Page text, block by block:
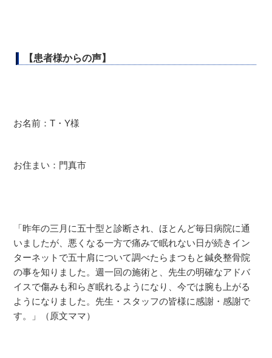
【患者様からの声】
お名前：T・Y様
お住まい：門真市
「昨年の三月に五十型と診断され、ほとんど毎日病院に通
いましたが、悪くなる一方で痛みで眠れない日が続きイン
ターネットで五十肩について調べたらまつもと鍼灸整骨院
の事を知りました。週一回の施術と、先生の明確なアドバ
イスで傷みも和らぎ眠れるようになり、今では腕も上がる
ようになりました。先生・スタッフの皆様に感謝・感謝で
す。」（原文ママ）